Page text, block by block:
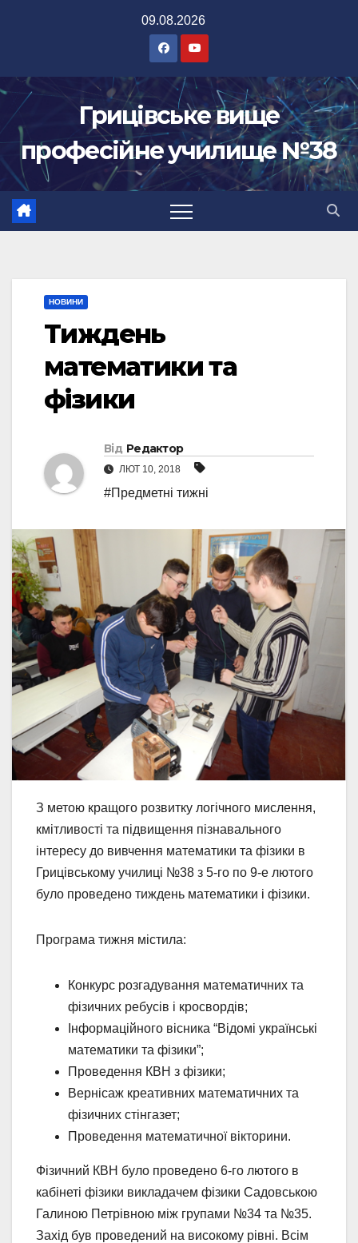
09.08.2026
Грицівське вище
професійне училище №38
НОВИНИ
Тиждень
математики та
фізики
Від Редактор
ЛЮТ 10, 2018
#Предметні тижні
З метою кращого розвитку логічного мислення,
кмітливості та підвищення пізнавального
інтересу до вивчення математики та фізики в
Грицівському училиці №38 з 5-го по 9-е лютого
було проведено тиждень математики і фізики.
Програма тижня містила:
Конкурс розгадування математичних та
фізичних ребусів і кросвордів;
Інформаційного вісника “Відомі українські
математики та фізики”;
Проведення КВН з фізики;
Вернісаж креативних математичних та
фізичних стінгазет;
Проведення математичної вікторини.
Фізичний КВН було проведено 6-го лютого в
кабінеті фізики викладачем фізики Садовською
Галиною Петрівною між групами №34 та №35.
Захід був проведений на високому рівні. Всім